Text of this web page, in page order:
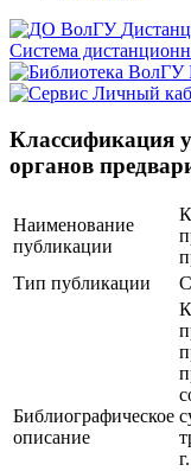
Система
Классификация
органов
Наименование
публикации
Тип публикации
Библиографическое
описание